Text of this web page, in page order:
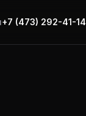
+7 (473) 292-41-14